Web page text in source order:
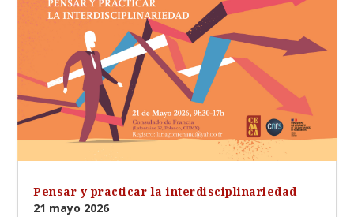
Pensar y practicar la interdisciplinariedad
21 mayo 2026